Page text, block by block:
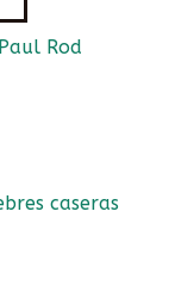
Paul Rod
caseras